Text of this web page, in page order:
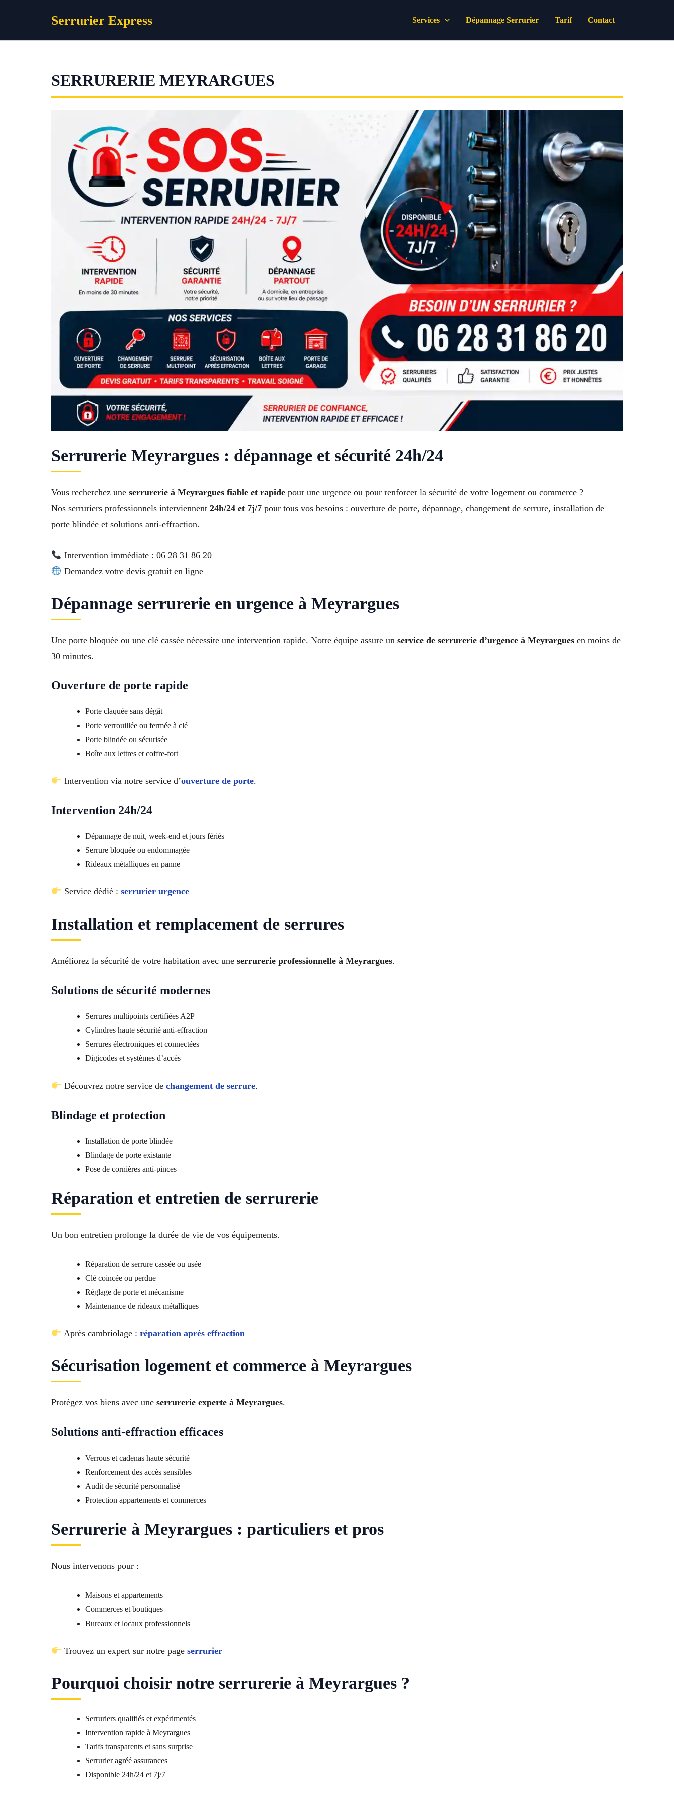
Serrurier Express Services Dépannage Serrurier Tarif Contact
SERRURERIE MEYRARGUES
Serrurerie Meyrargues : dépannage et sécurité 24h/24
Vous recherchez une serrurerie à Meyrargues fiable et rapide pour une urgence ou pour renforcer la sécurité de votre logement ou commerce ?
Nos serruriers professionnels interviennent 24h/24 et 7j/7 pour tous vos besoins : ouverture de porte, dépannage, changement de serrure, installation de
porte blindée et solutions anti-effraction.
Intervention immédiate : 06 28 31 86 20
Demandez votre devis gratuit en ligne
Dépannage serrurerie en urgence à Meyrargues
Une porte bloquée ou une clé cassée nécessite une intervention rapide. Notre équipe assure un service de serrurerie d’urgence à Meyrargues en moins de
30 minutes.
Ouverture de porte rapide
Porte claquée sans dégât
Porte verrouillée ou fermée à clé
Porte blindée ou sécurisée
Boîte aux lettres et coffre-fort
Intervention via notre service d’ouverture de porte.
Intervention 24h/24
Dépannage de nuit, week-end et jours fériés
Serrure bloquée ou endommagée
Rideaux métalliques en panne
Service dédié : serrurier urgence
Installation et remplacement de serrures
Améliorez la sécurité de votre habitation avec une serrurerie professionnelle à Meyrargues.
Solutions de sécurité modernes
Serrures multipoints certifiées A2P
Cylindres haute sécurité anti-effraction
Serrures électroniques et connectées
Digicodes et systèmes d’accès
Découvrez notre service de changement de serrure.
Blindage et protection
Installation de porte blindée
Blindage de porte existante
Pose de cornières anti-pinces
Réparation et entretien de serrurerie
Un bon entretien prolonge la durée de vie de vos équipements.
Réparation de serrure cassée ou usée
Clé coincée ou perdue
Réglage de porte et mécanisme
Maintenance de rideaux métalliques
Après cambriolage : réparation après effraction
Sécurisation logement et commerce à Meyrargues
Protégez vos biens avec une serrurerie experte à Meyrargues.
Solutions anti-effraction efficaces
Verrous et cadenas haute sécurité
Renforcement des accès sensibles
Audit de sécurité personnalisé
Protection appartements et commerces
Serrurerie à Meyrargues : particuliers et pros
Nous intervenons pour :
Maisons et appartements
Commerces et boutiques
Bureaux et locaux professionnels
Trouvez un expert sur notre page serrurier
Pourquoi choisir notre serrurerie à Meyrargues ?
Serruriers qualifiés et expérimentés
Intervention rapide à Meyrargues
Tarifs transparents et sans surprise
Serrurier agréé assurances
Disponible 24h/24 et 7j/7